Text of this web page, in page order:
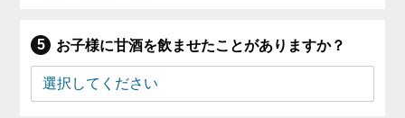
お子様に甘酒を飲ませたことがありますか？